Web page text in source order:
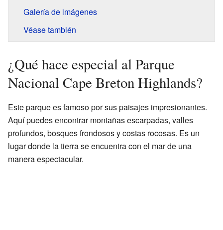
Galería de imágenes
Véase también
¿Qué hace especial al Parque
Nacional Cape Breton Highlands?
Este parque es famoso por sus paisajes impresionantes.
Aquí puedes encontrar montañas escarpadas, valles
profundos, bosques frondosos y costas rocosas. Es un
lugar donde la tierra se encuentra con el mar de una
manera espectacular.